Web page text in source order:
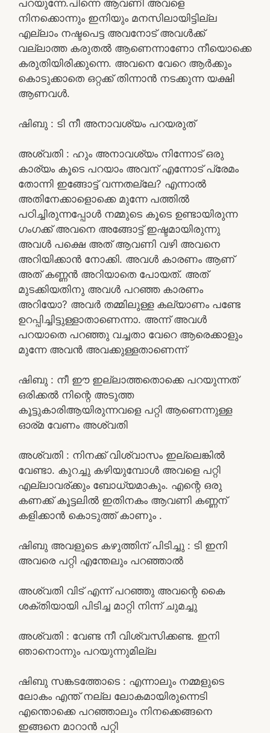
പറയുന്നേ.പിന്നെ ആവണി അവളെ
നിനക്കൊന്നും ഇനിയും മനസിലായിട്ടില്ല
എല്ലാം നഷ്ടപെട്ട അവനോട് അവൾക്ക്
വല്ലാത്ത കരുതൽ ആണെന്നാണോ നീയൊക്കെ
കരുതിയിരിക്കുന്നെ. അവനെ വേറെ ആർക്കും
കൊടുക്കാതെ ഒറ്റക്ക് തിന്നാൻ നടക്കുന്ന യക്ഷി
ആണവൾ.
ഷിബു : ടി നീ അനാവശ്യം പറയരുത്
അശ്വതി : ഹും അനാവശ്യം നിന്നോട് ഒരു
കാര്യം കൂടെ പറയാം അവന് എന്നോട് പ്രേമം
തോന്നി ഇങ്ങോട്ട് വന്നതല്ലേ? എന്നാൽ
അതിനേക്കാളൊക്കെ മുന്നേ പത്തിൽ
പഠിച്ചിരുന്നപ്പോൾ നമ്മുടെ കൂടെ ഉണ്ടായിരുന്ന
ഗംഗക്ക് അവനെ അങ്ങോട്ട് ഇഷ്ടമായിരുന്നു
അവൾ പക്ഷെ അത് ആവണി വഴി അവനെ
അറിയിക്കാൻ നോക്കി. അവൾ കാരണം ആണ്
അത് കണ്ണൻ അറിയാതെ പോയത്. അത്
മുടക്കിയതിനു അവൾ പറഞ്ഞ കാരണം
അറിയോ? അവർ തമ്മിലുള്ള കല്യാണം പണ്ടേ
ഉറപ്പിച്ചിട്ടുള്ളാതാണെന്നാ. അന്ന് അവൾ
പറയാതെ പറഞ്ഞു വച്ചതാ വേറെ ആരെക്കാളും
മുന്നേ അവൻ അവക്കുള്ളതാണെന്ന്
ഷിബു : നീ ഈ ഇല്ലാത്തതൊക്കെ പറയുന്നത്
ഒരിക്കൽ നിന്റെ അടുത്ത
കൂട്ടുകാരിആയിരുന്നവളെ പറ്റി ആണെന്നുള്ള
ഓര്മ വേണം അശ്വതി
അശ്വതി : നിനക്ക് വിശ്വാസം ഇല്ലെങ്കിൽ
വേണ്ടാ. കുറച്ചു കഴിയുമ്പോൾ അവളെ പറ്റി
എല്ലാവര്ക്കും ബോധ്യമാകും. എന്റെ ഒരു
കണക്ക് കൂട്ടലിൽ ഇതിനകം ആവണി കണ്ണന്
കളിക്കാൻ കൊടുത്ത് കാണും .
ഷിബു അവളുടെ കഴുത്തിന് പിടിച്ചു : ടി ഇനി
അവരെ പറ്റി എന്തേലും പറഞ്ഞാൽ
അശ്വതി വിട് എന്ന് പറഞ്ഞു അവന്റെ കൈ
ശക്തിയായി പിടിച്ച മാറ്റി നിന്ന് ചുമച്ചു
അശ്വതി : വേണ്ട നീ വിശ്വസിക്കണ്ട. ഇനി
ഞാനൊന്നും പറയുന്നുമില്ല
ഷിബു സങ്കടത്തോടെ : എന്നാലും നമ്മളുടെ
ലോകം എന്ത് നല്ല ലോകമായിരുന്നെടി
എന്തൊക്കെ പറഞ്ഞാലും നിനക്കെങ്ങനെ
ഇങ്ങനെ മാറാൻ പറ്റി